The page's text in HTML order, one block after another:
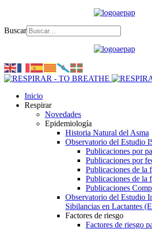
Buscar
Inicio
Respirar
Novedades
Epidemiología
Historia Natural del Asma
Observatorio del Estudio
Publicaciones por
Publicaciones por
Publicaciones de la
Publicaciones de la
Publicaciones
Observatorio del Estudio
Sibilancias en Lactantes
Factores de riesgo
Factores de riesgo